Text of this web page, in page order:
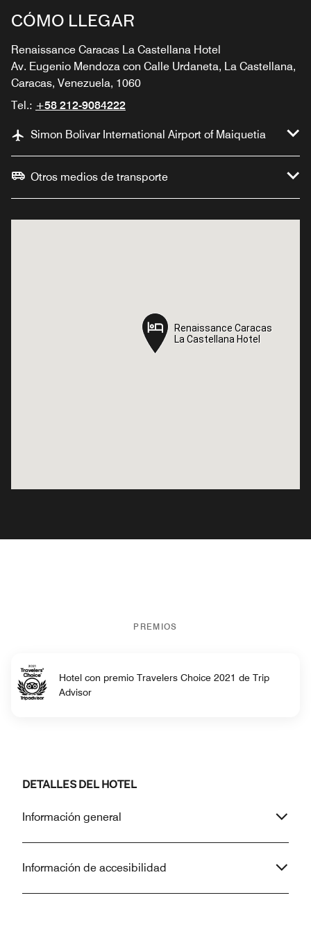
CÓMO LLEGAR
Renaissance Caracas La Castellana Hotel
Av. Eugenio Mendoza con Calle Urdaneta, La Castellana,
Caracas, Venezuela, 1060
Tel.: +58 212-9084222
Simon Bolivar International Airport of Maiquetia
Otros medios de transporte
Renaissance Caracas
La Castellana Hotel
Renaissance Caracas
La Castellana Hotel
PREMIOS
Hotel con premio Travelers Choice 2021 de Trip
Advisor
DETALLES DEL HOTEL
Información general
Información de accesibilidad